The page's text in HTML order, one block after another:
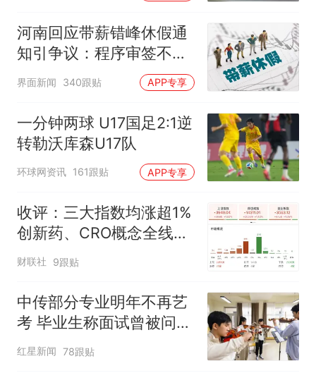
河南回应带薪错峰休假通
知引争议：程序审签不规
范，待修改后予以印发
界面新闻 340跟贴 APP专享
一分钟两球 U17国足2:1逆
转勒沃库森U17队
环球网资讯 161跟贴 APP专享
收评：三大指数均涨超1%
创新药、CRO概念全线走
强
财联社 9跟贴
中传部分专业明年不再艺
考 毕业生称面试曾被问
“如何策划晚会” 专家：遏
制“艺考捷径化”
红星新闻 78跟贴